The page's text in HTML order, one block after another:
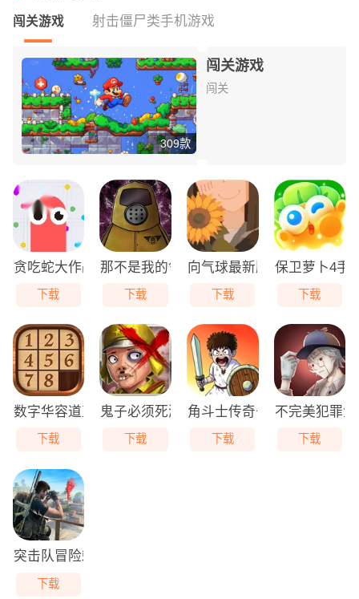
闯关游戏 射击僵尸类手机游戏
闯关游戏
闯关
309款
贪吃蛇大作战免费版
下载
那不是我的邻居游戏无广告版
下载
向气球最新版
下载
保卫萝卜4手
下载
数字华容道直装版
下载
鬼子必须死游戏最新版
下载
角斗士传奇去广告版
下载
不完美犯罪
下载
突击队冒险刺客最新免费版
下载